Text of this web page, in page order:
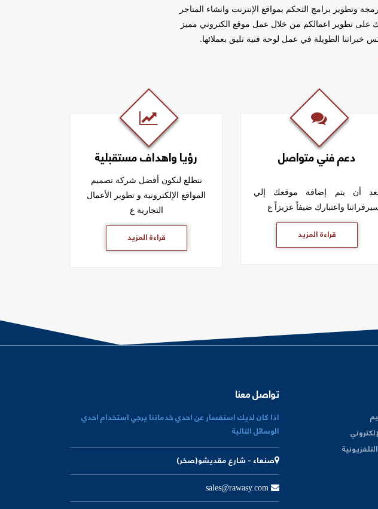
أكثر من 24 سنة من الخبرة في برمجة وتطوير برامج التحكم بمواقع الإنترنت وانشاء المتاجر
على تطوير اعمالكم من خلال عمل موقع الكتروني مميز
خبراتنا الطويلة في عمل لوحة فنية تليق بعملائها.
دعم فني متواصل
أن يتم إضافة موقعك إلي
واعتبارك ضيفاً عزيزاً ع
قراءة المزيد
رؤيا واهداف مستقبلية
نتطلع لنكون أفضل شركة تصميم
المواقع الإلكترونية و تطوير الأعمال
التجارية ع
قراءة المزيد
تواصل معنا
اذا كان لديك استفسار عن احدي خدماتنا يرجي استخدام احدي
الوسائل التالية
صنعاء - شارع مقديشو(صخر)